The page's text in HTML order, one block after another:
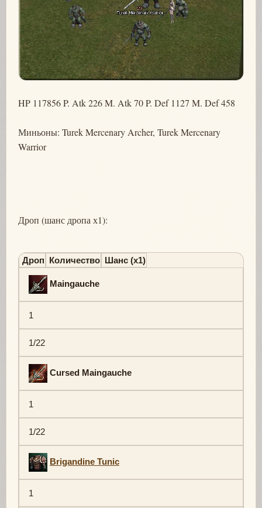
HP 117856 P. Atk 226 M. Atk 70 P. Def 1127 M. Def 458
Миньоны: Turek Mercenary Archer, Turek Mercenary
Warrior
Дроп (шанс дропа х1):
Дроп Количество Шанс (х1)
Maingauche
1
1/22
Cursed Maingauche
1
1/22
Brigandine Tunic
1